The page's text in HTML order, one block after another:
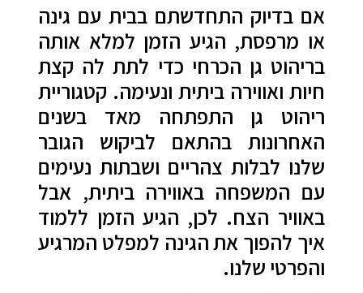
אם בדיוק התחדשתם בבית עם גינה
או מרפסת, הגיע הזמן למלא אותה
בריהוט גן הכרחי כדי לתת לה קצת
חיות ואווירה ביתית ונעימה. קטגוריית
ריהוט גן התפתחה מאד בשנים
האחרונות בהתאם לביקוש הגובר
שלנו לבלות צהריים ושבתות נעימים
עם המשפחה באווירה ביתית, אבל
באוויר הצח. לכן, הגיע הזמן ללמוד
איך להפוך את הגינה למפלט המרגיע
והפרטי שלנו.